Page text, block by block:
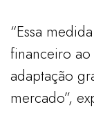
“Essa
financeiro
adaptação
mercado”,